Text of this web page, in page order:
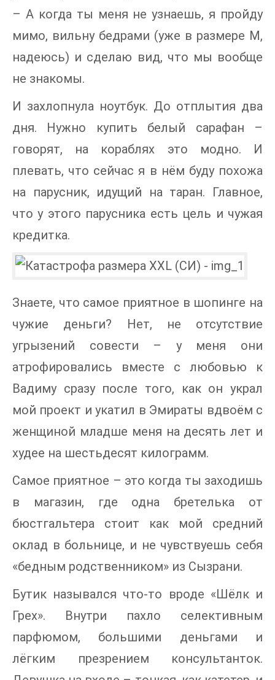
– А когда ты меня не узнаешь, я пройду
мимо, вильну бедрами (уже в размере М,
надеюсь) и сделаю вид, что мы вообще
не знакомы.
И захлопнула ноутбук. До отплытия два
дня. Нужно купить белый сарафан –
говорят, на кораблях это модно. И
плевать, что сейчас я в нём буду похожа
на парусник, идущий на таран. Главное,
что у этого парусника есть цель и чужая
кредитка.
Знаете, что самое приятное в шопинге на
чужие деньги? Нет, не отсутствие
угрызений совести – у меня они
атрофировались вместе с любовью к
Вадиму сразу после того, как он украл
мой проект и укатил в Эмираты вдвоём с
женщиной младше меня на десять лет и
худее на шестьдесят килограмм.
Самое приятное – это когда ты заходишь
в магазин, где одна бретелька от
бюстгальтера стоит как мой средний
оклад в больнице, и не чувствуешь себя
«бедным родственником» из Сызрани.
Бутик назывался что-то вроде «Шёлк и
Грех». Внутри пахло селективным
парфюмом, большими деньгами и
лёгким презрением консультанток.